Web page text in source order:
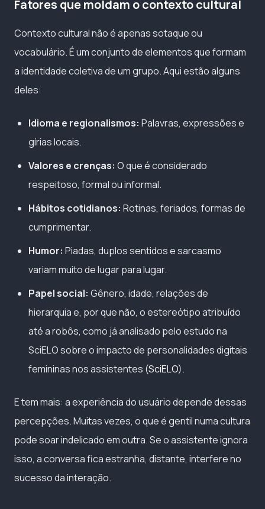
Fatores que moldam o contexto cultural
Contexto cultural não é apenas sotaque ou
vocabulário. É um conjunto de elementos que formam
a identidade coletiva de um grupo. Aqui estão alguns
deles:
Idioma e regionalismos: Palavras, expressões e
gírias locais.
Valores e crenças: O que é considerado
respeitoso, formal ou informal.
Hábitos cotidianos: Rotinas, feriados, formas de
cumprimentar.
Humor: Piadas, duplos sentidos e sarcasmo
variam muito de lugar para lugar.
Papel social: Gênero, idade, relações de
hierarquia e, por que não, o estereótipo atribuído
até a robôs, como já analisado pelo estudo na
SciELO sobre o impacto de personalidades digitais
femininas nos assistentes (SciELO).
E tem mais: a experiência do usuário depende dessas
percepções. Muitas vezes, o que é gentil numa cultura
pode soar indelicado em outra. Se o assistente ignora
isso, a conversa fica estranha, distante, interfere no
sucesso da interação.